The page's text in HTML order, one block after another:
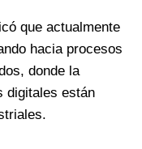
que actualmente
hacia procesos
donde la
digitales están